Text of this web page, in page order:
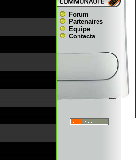
Forum
Partenaires
Equipe
Contacts